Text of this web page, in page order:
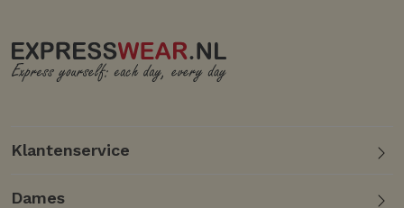
Klantenservice
Dames